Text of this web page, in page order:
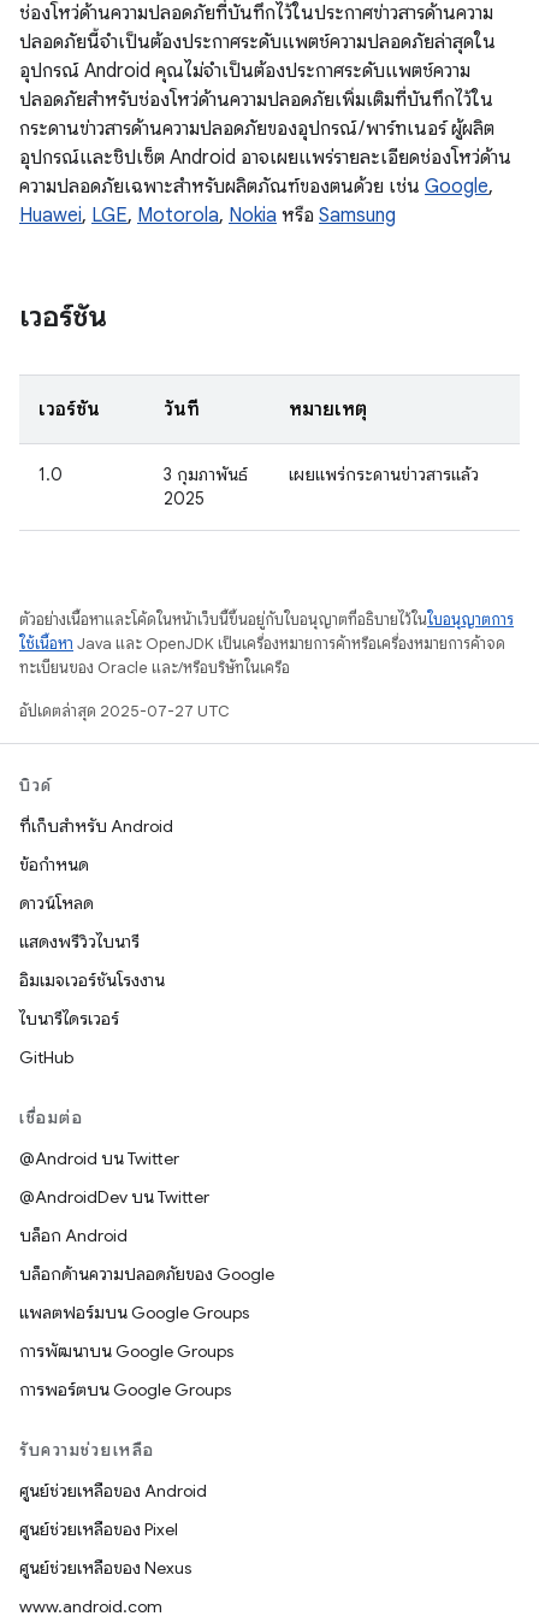
ช่องโหว่ด้านความปลอดภัยที่บันทึกไว้ในประกาศข่าวสารด้านความ
ปลอดภัยนี้จำเป็นต้องประกาศระดับแพตช์ความปลอดภัยล่าสุดใน
อุปกรณ์ Android คุณไม่จำเป็นต้องประกาศระดับแพตช์ความ
ปลอดภัยสำหรับช่องโหว่ด้านความปลอดภัยเพิ่มเติมที่บันทึกไว้ใน
กระดานข่าวสารด้านความปลอดภัยของอุปกรณ์ / พาร์ทเนอร์ ผู้ผลิต
อุปกรณ์และชิปเซ็ต Android อาจเผยแพร่รายละเอียดช่องโหว่ด้าน
ความปลอดภัยเฉพาะสำหรับผลิตภัณฑ์ของตนด้วย เช่น Google,
Huawei, LGE, Motorola, Nokia หรือ Samsung
เวอร์ชัน
เวอร์ชัน วันที่ หมายเหตุ
1.0
3 กุมภาพันธ์
2025
เผยแพร่กระดานข่าวสารแล้ว
ตัวอย่างเนื้อหาและโค้ดในหน้าเว็บนี้ขึ้นอยู่กับใบอนุญาตที่อธิบายไว้ในใบอนุญาตการ
ใช้เนื้อหา Java และ OpenJDK เป็นเครื่องหมายการค้าหรือเครื่องหมายการค้าจด
ทะเบียนของ Oracle และ/หรือบริษัทในเครือ
อัปเดตล่าสุด 2025-07-27 UTC
บิวด์
ที่เก็บสำหรับ Android
ข้อกำหนด
ดาวน์โหลด
แสดงพรีวิวไบนารี
อิมเมจเวอร์ชันโรงงาน
ไบนารีไดรเวอร์
GitHub
เชื่อมต่อ
@Android บน Twitter
@AndroidDev บน Twitter
บล็อก Android
บล็อกด้านความปลอดภัยของ Google
แพลตฟอร์มบน Google Groups
การพัฒนาบน Google Groups
การพอร์ตบน Google Groups
รับความช่วยเหลือ
ศูนย์ช่วยเหลือของ Android
ศูนย์ช่วยเหลือของ Pixel
ศูนย์ช่วยเหลือของ Nexus
www.android.com